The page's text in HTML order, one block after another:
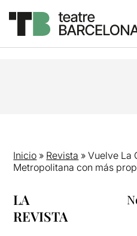
Inicio » Revista »Vuelve La
Metropolitana con más
LA
REVISTA